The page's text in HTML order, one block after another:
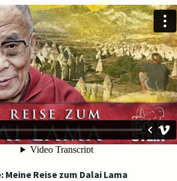
Reise zum Dalai Lama